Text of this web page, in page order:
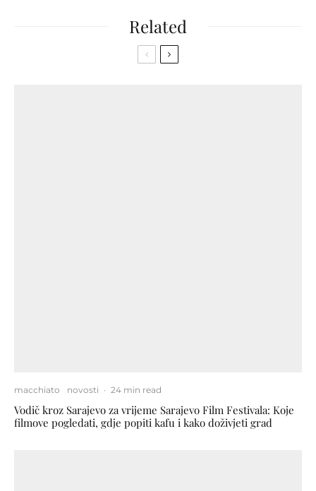
Related
macchiato novosti · 24 min read
Vodič kroz Sarajevo za vrijeme Sarajevo Film Festivala: Koje
filmove pogledati, gdje popiti kafu i kako doživjeti grad